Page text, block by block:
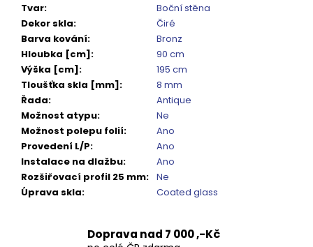
Tvar:
Boční stěna
Dekor skla:
Čiré
Barva kování:
Bronz
Hloubka [cm]:
90 cm
Výška [cm]:
195 cm
Tloušťka skla [mm]:
8 mm
Řada:
Antique
Možnost atypu:
Ne
Možnost polepu folií:
Ano
Provedení L/P:
Ano
Instalace na dlažbu:
Ano
Rozšiřovací profil 25 mm: Ne
Úprava skla: Coated glass
Doprava nad 7 000 ,-Kč
SIGMA
SIMPLY
BLACK
ČTVRTKRUHOVÝ
SPRCHOVÝ
KOUT
900X900,
ČIRÉ
SKLO,
GS5590B
10
920
Kč
Původně:
13
650